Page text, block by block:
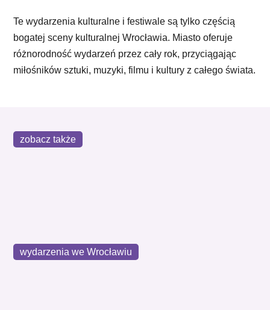
Te wydarzenia kulturalne i festiwale są tylko częścią
bogatej sceny kulturalnej Wrocławia. Miasto oferuje
różnorodność wydarzeń przez cały rok, przyciągając
miłośników sztuki, muzyki, filmu i kultury z całego świata.
zobacz także
wydarzenia we Wrocławiu